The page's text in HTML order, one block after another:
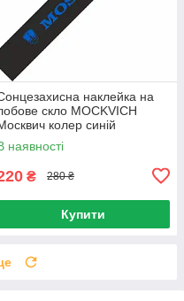
наклейка на
скло MOCKVICH
колер синій
наявності
₴ 280 ₴
Купити